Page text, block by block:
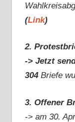
(Link)
2.
-> Jetzt
304Briefe
3. Offener
-> am 30.